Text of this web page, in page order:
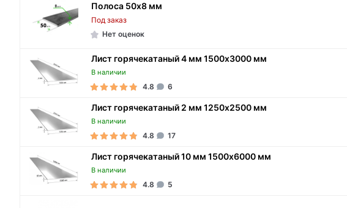
Полоса 50х8 мм
Под заказ
Нет оценок
Лист горячекатаный 4 мм 1500х3000 мм
В наличии
4.8 6
Лист горячекатаный 2 мм 1250х2500 мм
В наличии
4.8 17
Лист горячекатаный 10 мм 1500х6000 мм
В наличии
4.8 5